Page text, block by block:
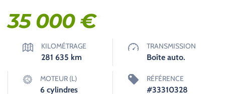
35 000€
KILOMÉTRAGE
281 635 km
TRANSMISSION
Boîte auto.
MOTEUR (L)
6 cylindres
RÉFÉRENCE
#33310328